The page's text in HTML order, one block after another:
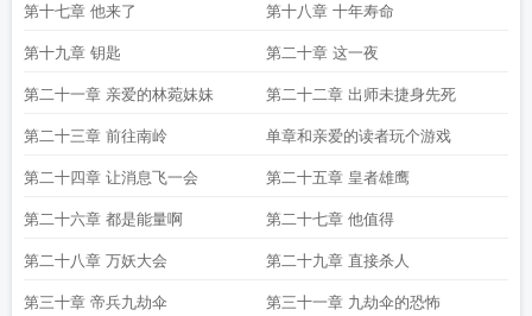
第十七章 他来了 第十八章 十年寿命
第十九章 钥匙 第二十章 这一夜
第二十一章 亲爱的林菀妹妹 第二十二章 出师未捷身先死
第二十三章 前往南岭 单章和亲爱的读者玩个游戏
第二十四章 让消息飞一会 第二十五章 皇者雄鹰
第二十六章 都是能量啊 第二十七章 他值得
第二十八章 万妖大会 第二十九章 直接杀人
第三十章 帝兵九劫伞 第三十一章 九劫伞的恐怖